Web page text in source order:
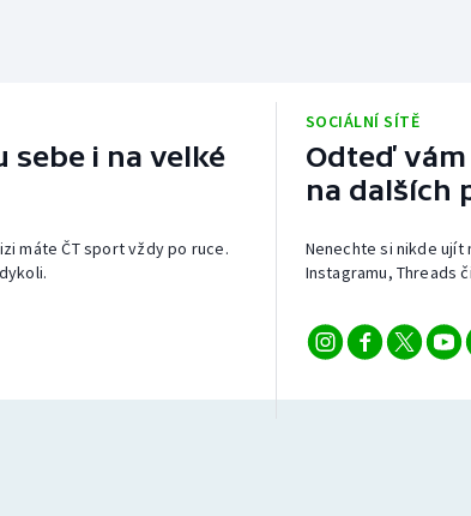
sebe i na velké
máte ČT sport vždy po ruce.
SOCIÁLNÍ SÍTĚ
Odteď
na dalších
Nenechte si nikde ujít
Instagramu, Threads